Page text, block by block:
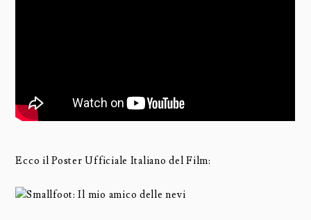
Ecco il Poster Ufficiale Italiano del Film: